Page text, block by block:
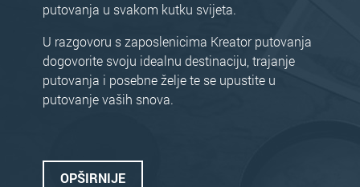
putovanja u svakom kutku svijeta.
U razgovoru s zaposlenicima Kreator putovanja
dogovorite svoju idealnu destinaciju, trajanje
putovanja i posebne želje te se upustite u
putovanje vaših snova.
OPŠIRNIJE